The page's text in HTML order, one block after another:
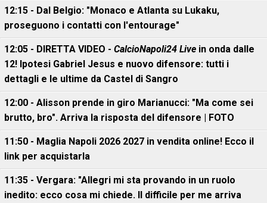
12:15 - Dal Belgio: "Monaco e Atlanta su Lukaku,
proseguono i contatti con l'entourage"
12:05 - DIRETTA VIDEO - CalcioNapoli24 Live in onda dalle
12! Ipotesi Gabriel Jesus e nuovo difensore: tutti i
dettagli e le ultime da Castel di Sangro
12:00 - Alisson prende in giro Marianucci: "Ma come sei
brutto, bro". Arriva la risposta del difensore | FOTO
11:50 - Maglia Napoli 2026 2027 in vendita online! Ecco il
link per acquistarla
11:35 - Vergara: "Allegri mi sta provando in un ruolo
inedito: ecco cosa mi chiede. Il difficile per me arriva